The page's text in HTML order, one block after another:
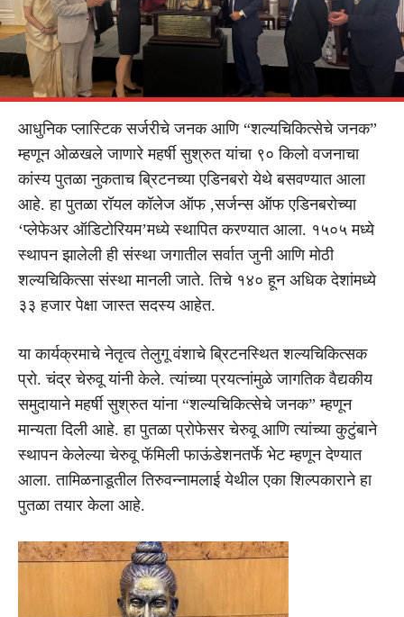
आधुनिक प्लास्टिक सर्जरीचे जनक आणि “शल्यचिकित्सेचे जनक”
म्हणून ओळखले जाणारे महर्षी सुश्रुत यांचा ९० किलो वजनाचा
कांस्य पुतळा नुकताच ब्रिटनच्या एडिनबरो येथे बसवण्यात आला
आहे. हा पुतळा रॉयल कॉलेज ऑफ ,सर्जन्स ऑफ एडिनबरोच्या
‘प्लेफेअर ऑडिटोरियम’मध्ये स्थापित करण्यात आला. १५०५ मध्ये
स्थापन झालेली ही संस्था जगातील सर्वात जुनी आणि मोठी
शल्यचिकित्सा संस्था मानली जाते. तिचे १४० हून अधिक देशांमध्ये
३३ हजार पेक्षा जास्त सदस्य आहेत.
या कार्यक्रमाचे नेतृत्व तेलुगू वंशाचे ब्रिटनस्थित शल्यचिकित्सक
प्रो. चंद्र चेरुवू यांनी केले. त्यांच्या प्रयत्नांमुळे जागतिक वैद्यकीय
समुदायाने महर्षी सुश्रुत यांना “शल्यचिकित्सेचे जनक” म्हणून
मान्यता दिली आहे. हा पुतळा प्रोफेसर चेरुवू आणि त्यांच्या कुटुंबाने
स्थापन केलेल्या चेरुवू फॅमिली फाऊंडेशनतर्फे भेट म्हणून देण्यात
आला. तामिळनाडूतील तिरुवन्नामलाई येथील एका शिल्पकाराने हा
पुतळा तयार केला आहे.